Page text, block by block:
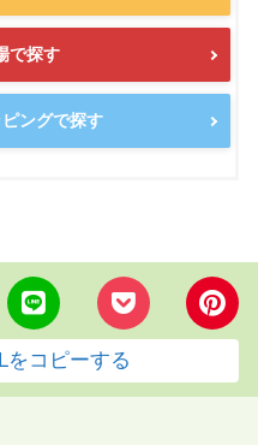
で探す
ングで探す
をコピーする